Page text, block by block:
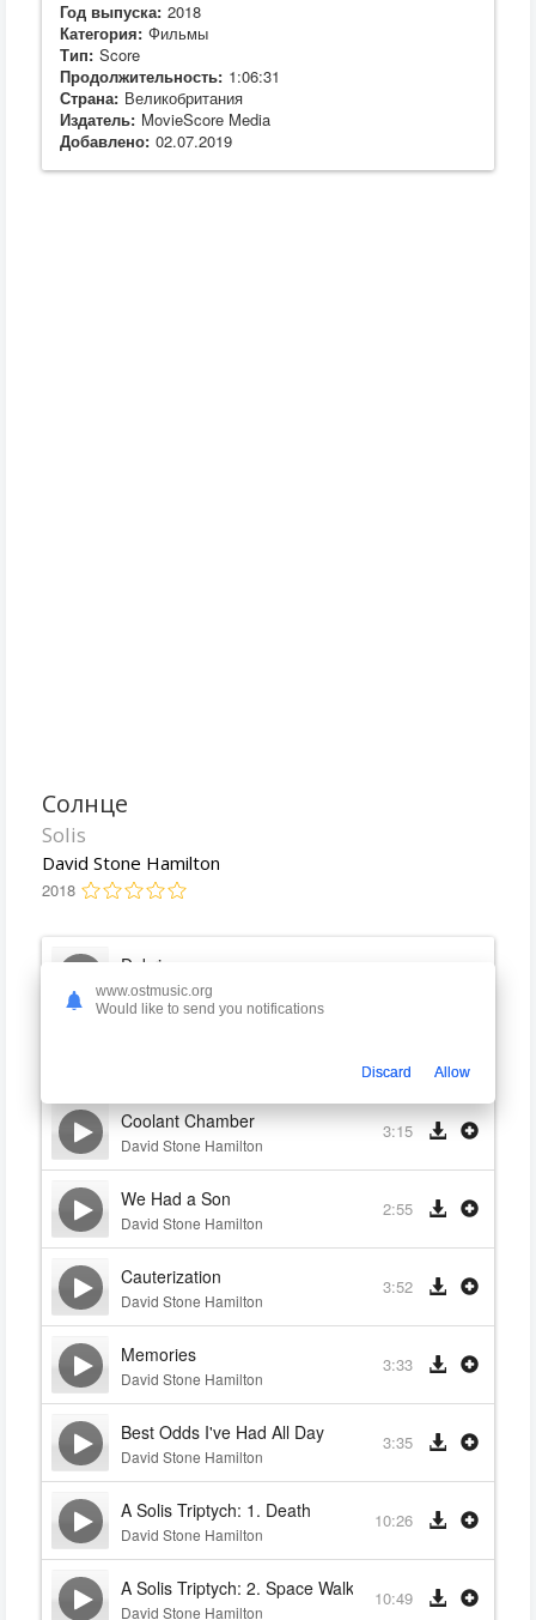
Год выпуска: 2018
Категория: Фильмы
Тип: Score
Продолжительность: 1:06:31
Страна: Великобритания
Издатель: MovieScore Media
Добавлено: 02.07.2019
Солнце
Solis
David Stone Hamilton
2018
Debris
David Stone Hamilton
Coolant Chamber
David Stone Hamilton
3:15
We Had a Son
David Stone Hamilton
2:55
Cauterization
David Stone Hamilton
3:52
Memories
David Stone Hamilton
3:33
Best Odds I've Had All Day
David Stone Hamilton
3:35
A Solis Triptych: 1. Death
David Stone Hamilton
10:26
A Solis Triptych: 2. Space Walk
David Stone Hamilton
10:49
www.ostmusic.org
Would like to send you notifications
Discard Allow